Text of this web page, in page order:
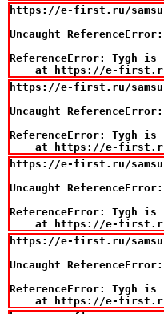
https://e-first.ru/
Uncaught
ReferenceError: Tygh is
at https://e-
https://e-first.ru/
Uncaught
ReferenceError: Tygh is
at https://e-
https://e-first.ru/
Uncaught
ReferenceError: Tygh is
at https://e-
https://e-first.ru/
Uncaught
ReferenceError: Tygh is
at https://e-